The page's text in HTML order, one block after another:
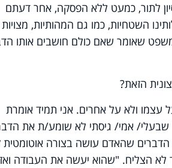
לתור, כמעט ללא הפסקה, אחר דעתם
השטחיות, כמו גם המהותיות, מצויות
שאומר שאם כולם חושבים אותו
הזאת?
ולא על אחרים. אני תמיד אומרת
אמי/ גיסתי לא שומע/ת את
שהאדם עושה בצורה אוטומטית
לא הצליח. "שהוא יעשה את העבודה ואז